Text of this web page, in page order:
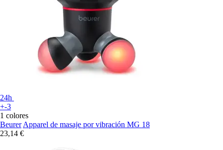
24h
+-3
1 colores
Beurer Apparel de masaje por vibración MG 18
23,14 €